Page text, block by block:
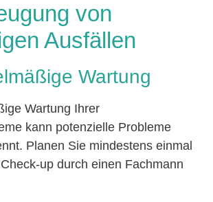
von
Ausfällen
Wartung
Wartung Ihrer
kann potenzielle Probleme
Planen Sie mindestens einmal
up durch einen Fachmann